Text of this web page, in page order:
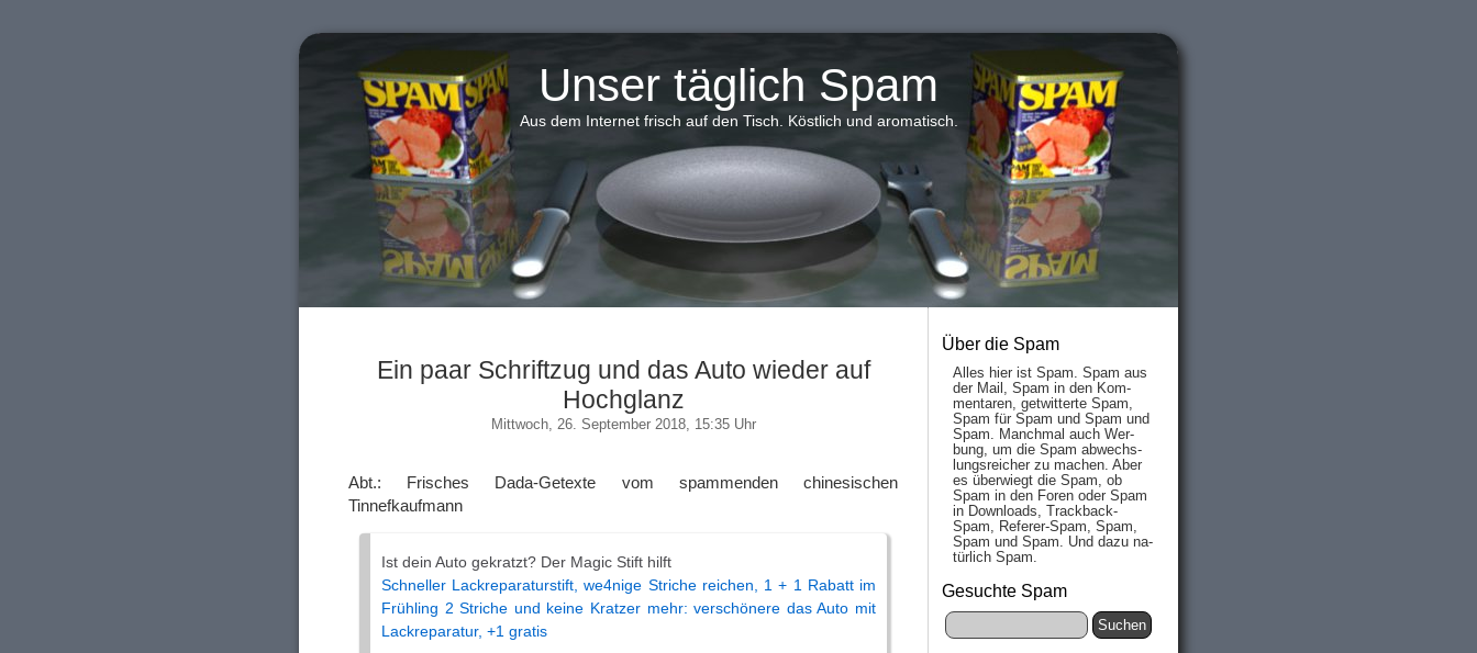
Unser täglich Spam
Aus dem Internet frisch auf den Tisch. Köstlich und aromatisch.
Ein paar Schriftzug und das Auto wieder auf
Hochglanz
Mittwoch, 26. September 2018, 15:35 Uhr
Abt.: Frisches Dada-Getexte vom spammenden chinesischen
Tinnefkaufmann
Ist dein Auto gekratzt? Der Magic Stift hilft
Schneller Lackreparaturstift, we4nige Striche reichen, 1 + 1 Rabatt im
Frühling 2 Striche und keine Kratzer mehr: verschönere das Auto mit
Lackreparatur, +1 gratis
Über die Spam
Alles hier ist Spam. Spam aus
der Mail, Spam in den Kom­
men­taren, ge­twit­ter­te Spam,
Spam für Spam und Spam und
Spam. Manch­mal auch Wer­
bung, um die Spam ab­wechs­
lungs­reich­er zu mach­en. Aber
es über­wiegt die Spam, ob
Spam in den Fo­ren oder Spam
in Down­loads, Track­back-
Spam, Re­fe­rer-Spam, Spam,
Spam und Spam. Und da­zu na­
tür­lich Spam.
Gesuchte Spam